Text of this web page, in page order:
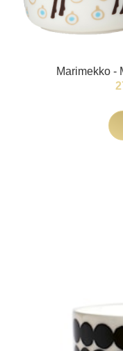
Marimekko -